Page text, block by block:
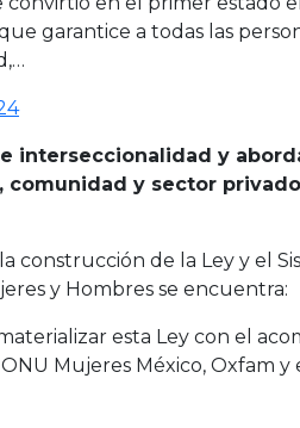
garantice a todas las
interseccionalidad y
comunidad y sector privado
construcción de la Ley y el
y Hombres se encuentra:
esta Ley con el
Mujeres México, Oxfam